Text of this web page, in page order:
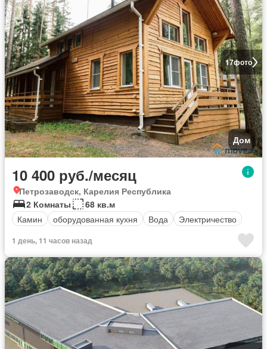
17фото
Дом
10 400 руб./месяц
Петрозаводск, Карелия Республика
2 Комнаты
68 кв.м
Камин
оборудованная кухня Вода Электричество
1 день, 11 часов назад